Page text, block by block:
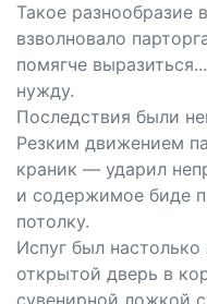
Такое разнообразие
взволновало
помягче
нужду.
Последствия были
Резким движением
краник — ударил
и содержимое биде
потолку.
Испуг был настолько
открытой дверь в
сувенирной ложкой